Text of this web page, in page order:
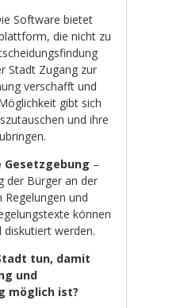
Software bietet
die nicht zu
Stadt Zugang zur
verschafft und
gibt sich
und ihre
Gesetzgebung –
der Bürger an der
und
können
werden.
tun, damit
und
möglich ist?